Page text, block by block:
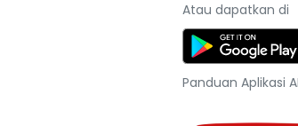
Atau dapatkan di
Panduan Aplikasi